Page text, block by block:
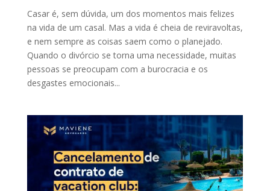
Casar é, sem dúvida, um dos momentos mais felizes
na vida de um casal. Mas a vida é cheia de reviravoltas,
e nem sempre as coisas saem como o planejado.
Quando o divórcio se torna uma necessidade, muitas
pessoas se preocupam com a burocracia e os
desgastes emocionais...